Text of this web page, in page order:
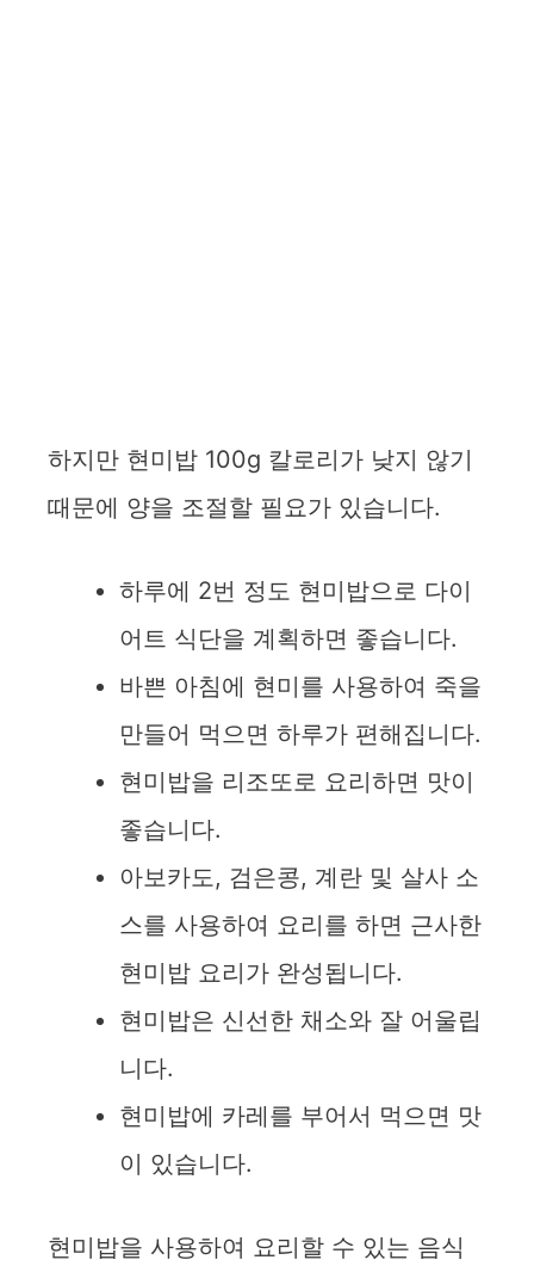
하지만 현미밥 100g 칼로리가 낮지 않기
때문에 양을 조절할 필요가 있습니다.
하루에 2번 정도 현미밥으로 다이
어트 식단을 계획하면 좋습니다.
바쁜 아침에 현미를 사용하여 죽을
만들어 먹으면 하루가 편해집니다.
현미밥을 리조또로 요리하면 맛이
좋습니다.
아보카도, 검은콩, 계란 및 살사 소
스를 사용하여 요리를 하면 근사한
현미밥 요리가 완성됩니다.
현미밥은 신선한 채소와 잘 어울립
니다.
현미밥에 카레를 부어서 먹으면 맛
이 있습니다.
현미밥을 사용하여 요리할 수 있는 음식